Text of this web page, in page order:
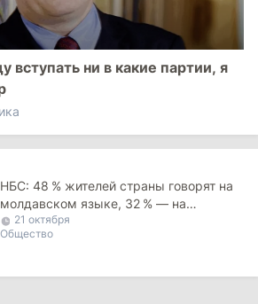
вступать ни в какие партии, я
НБС: 48 % жителей страны говорят на
молдавском языке, 32 % — на
румынском
21 октября
Общество